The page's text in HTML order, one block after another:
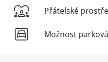
Přátelské
Možnost